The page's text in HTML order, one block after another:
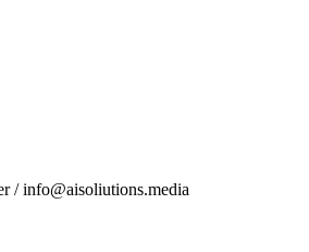
/info@aisoliutions.media